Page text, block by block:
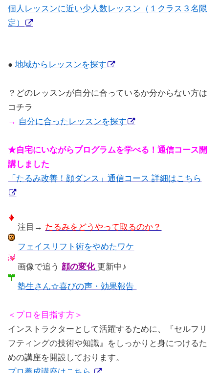
個人レッスンに近い少人数レッスン（１クラス３名限
定）
●地域からレッスンを探す
？どのレッスンが自分に合っているか分からない方は
コチラ
→ 自分に合ったレッスンを探す
★自宅にいながらプログラムを学べる！通信コース開
講しました
「たるみ改善！顔ダンス」通信コース 詳細はこちら
注目→ たるみをどうやって取るのか？
フェイスリフト術をやめたワケ
画像で追う 顔の変化更新中♪
塾生さん☆喜びの声・効果報告
＜プロを目指す方＞
インストラクターとして活躍するために、『セルフリ
フティングの技術や知識』をしっかりと身につけるた
めの講座を開設しております。